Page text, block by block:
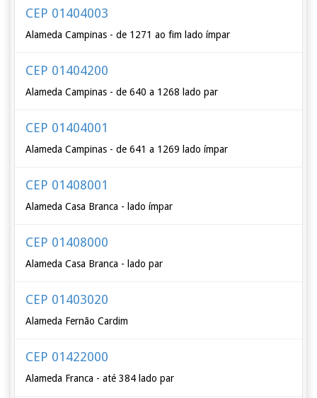
CEP 01404003
Alameda Campinas - de 1271 ao fim lado ímpar
CEP 01404200
Alameda Campinas - de 640 a 1268 lado par
CEP 01404001
Alameda Campinas - de 641 a 1269 lado ímpar
CEP 01408001
Alameda Casa Branca - lado ímpar
CEP 01408000
Alameda Casa Branca - lado par
CEP 01403020
Alameda Fernão Cardim
CEP 01422000
Alameda Franca - até 384 lado par